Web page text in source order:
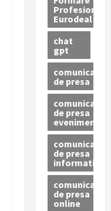
Profesionala
Eurodeal
chat
gpt
comunicat
de presa
comunicat
de presa
eveniment
comunicat
de presa
informativ
comunicat
de presa
online